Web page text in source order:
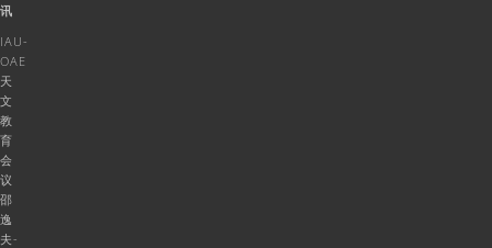
讯
IAU-
OAE
天
文
教
育
会
议
邵
逸
夫-